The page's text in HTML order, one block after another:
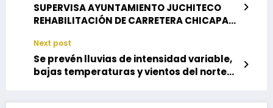
SUPERVISA AYUNTAMIENTO JUCHITECO
REHABILITACIÓN DE CARRETERA CHICAPA
Next post
Se prevén lluvias de intensidad variable,
bajas temperaturas y vientos del norte